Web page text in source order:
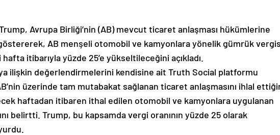
Avrupa Birliği’nin (AB) mevcut ticaret anlaşması hükümlerine
göstererek, AB menşeli otomobil ve kamyonlara yönelik gümrük
itibarıyla yüzde 25’e yükseltileceğini açıkladı.
ilişkin değerlendirmelerini kendisine ait Truth Social platformu
üzerinde tam mutabakat sağlanan ticaret anlaşmasını ihlal
haftadan itibaren ithal edilen otomobil ve kamyonlara uygulanan
belirtti. Trump, bu kapsamda vergi oranının yüzde 25 olarak